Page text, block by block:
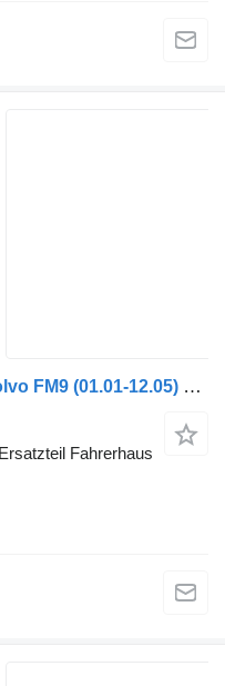
Cab Tilt Switch with bracket Volvo FM9 (01.01-12.05) 20429430 für Volvo FM7-FM12, FM, FMX (1998-2014) Sattelzugmaschine
Fahrerhaus